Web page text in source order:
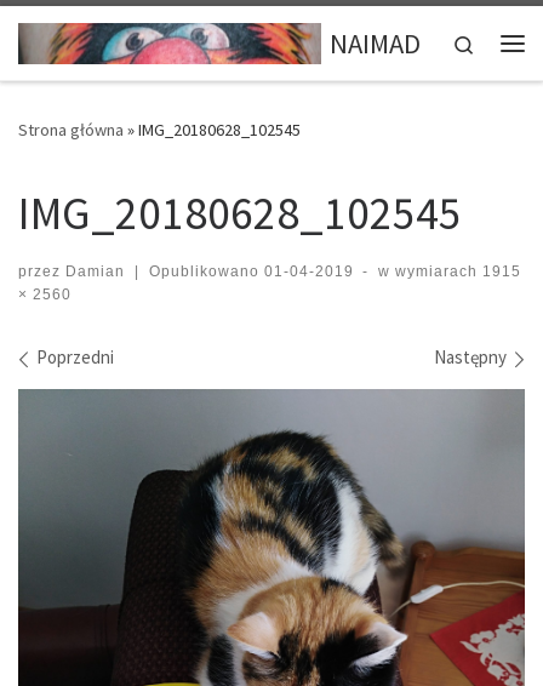
Przejdź do treści NAIMAD
Search
Strona główna »IMG_20180628_102545
IMG_20180628_102545
przez Damian | Opublikowano 01-04-2019 - w wymiarach 1915
× 2560
Nawigacja po obrazach
Poprzedni Następny